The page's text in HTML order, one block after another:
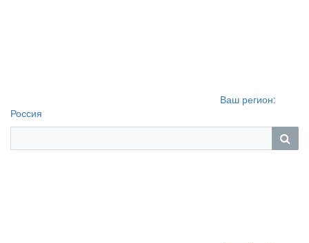
Ваш регион:
Россия